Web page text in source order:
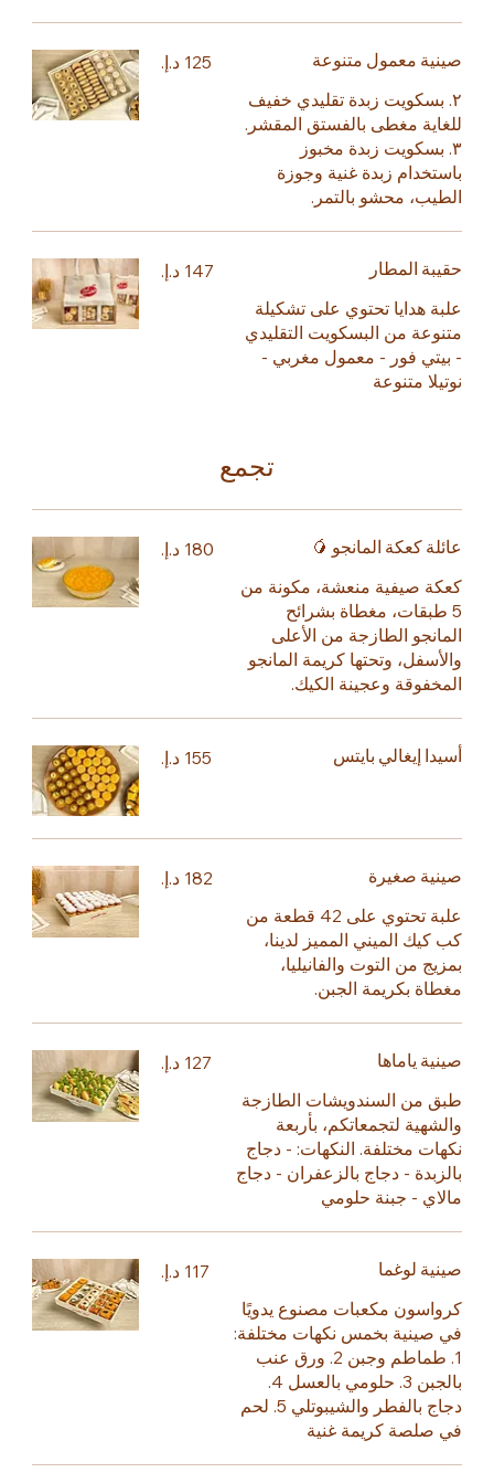
صينية معمول متنوعة
٢. بسكويت زبدة تقليدي خفيف
للغاية مغطى بالفستق المقشر.
٣. بسكويت زبدة مخبوز
باستخدام زبدة غنية وجوزة
الطيب، محشو بالتمر.
حقيبة المطار
علبة هدايا تحتوي على تشكيلة
متنوعة من البسكويت التقليدي
- بيتي فور - معمول مغربي -
نوتيلا متنوعة
تجمع
عائلة كعكة المانجو 🥭
كعكة صيفية منعشة، مكونة من
5 طبقات، مغطاة بشرائح
المانجو الطازجة من الأعلى
والأسفل، وتحتها كريمة المانجو
المخفوقة وعجينة الكيك.
أسيدا إيغالي بايتس
صينية صغيرة
علبة تحتوي على 42 قطعة من
كب كيك الميني المميز لدينا،
بمزيج من التوت والفانيليا،
مغطاة بكريمة الجبن.
صينية ياماها
طبق من السندويشات الطازجة
والشهية لتجمعاتكم، بأربعة
نكهات مختلفة. النكهات: - دجاج
بالزبدة - دجاج بالزعفران - دجاج
مالاي - جبنة حلومي
صينية لوغما
كرواسون مكعبات مصنوع يدويًا
في صينية بخمس نكهات مختلفة:
1. طماطم وجبن 2. ورق عنب
بالجبن 3. حلومي بالعسل 4.
دجاج بالفطر والشيبوتلي 5. لحم
في صلصة كريمة غنية